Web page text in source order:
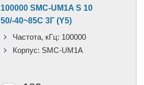
100000 SMC-UM1A S 10
50/-40~85C 3Г (Y5)
Частота, кГц: 100000
Корпус: SMC-UM1A